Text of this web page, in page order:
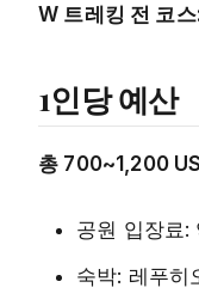
W 트레킹 전 코
1인당 예산
총 700~1,200
공원 입장료
숙박: 레푸히